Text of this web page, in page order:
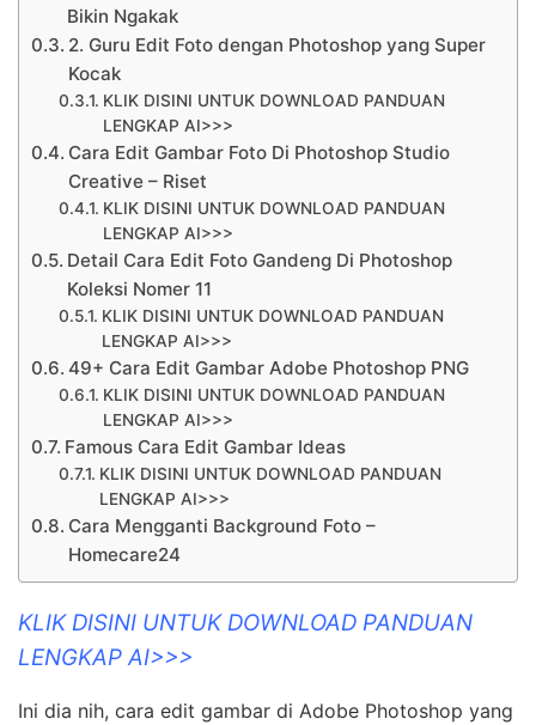
Bikin Ngakak
2. Guru Edit Foto dengan Photoshop yang Super
Kocak
KLIK DISINI UNTUK DOWNLOAD PANDUAN
LENGKAP AI>>>
Cara Edit Gambar Foto Di Photoshop Studio
Creative – Riset
KLIK DISINI UNTUK DOWNLOAD PANDUAN
LENGKAP AI>>>
Detail Cara Edit Foto Gandeng Di Photoshop
Koleksi Nomer 11
KLIK DISINI UNTUK DOWNLOAD PANDUAN
LENGKAP AI>>>
49+ Cara Edit Gambar Adobe Photoshop PNG
KLIK DISINI UNTUK DOWNLOAD PANDUAN
LENGKAP AI>>>
Famous Cara Edit Gambar Ideas
KLIK DISINI UNTUK DOWNLOAD PANDUAN
LENGKAP AI>>>
Cara Mengganti Background Foto –
Homecare24
KLIK DISINI UNTUK DOWNLOAD PANDUAN
LENGKAP AI>>>
Ini dia nih, cara edit gambar di Adobe Photoshop yang